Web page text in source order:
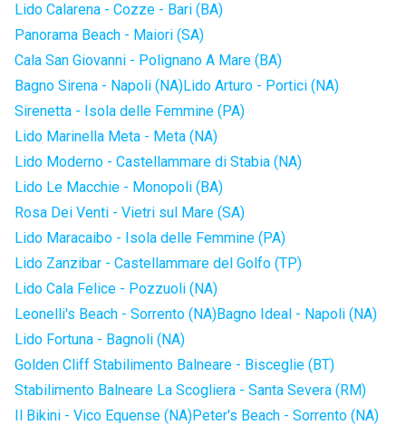
Lido Calarena - Cozze - Bari (BA)
Panorama Beach - Maiori (SA)
Cala San Giovanni - Polignano A Mare (BA)
Bagno Sirena - Napoli (NA)Lido Arturo - Portici (NA)
Sirenetta - Isola delle Femmine (PA)
Lido Marinella Meta - Meta (NA)
Lido Moderno - Castellammare di Stabia (NA)
Lido Le Macchie - Monopoli (BA)
Rosa Dei Venti - Vietri sul Mare (SA)
Lido Maracaibo - Isola delle Femmine (PA)
Lido Zanzibar - Castellammare del Golfo (TP)
Lido Cala Felice - Pozzuoli (NA)
Leonelli's Beach - Sorrento (NA)Bagno Ideal - Napoli (NA)
Lido Fortuna - Bagnoli (NA)
Golden Cliff Stabilimento Balneare - Bisceglie (BT)
Stabilimento Balneare La Scogliera - Santa Severa (RM)
Il Bikini - Vico Equense (NA)Peter's Beach - Sorrento (NA)